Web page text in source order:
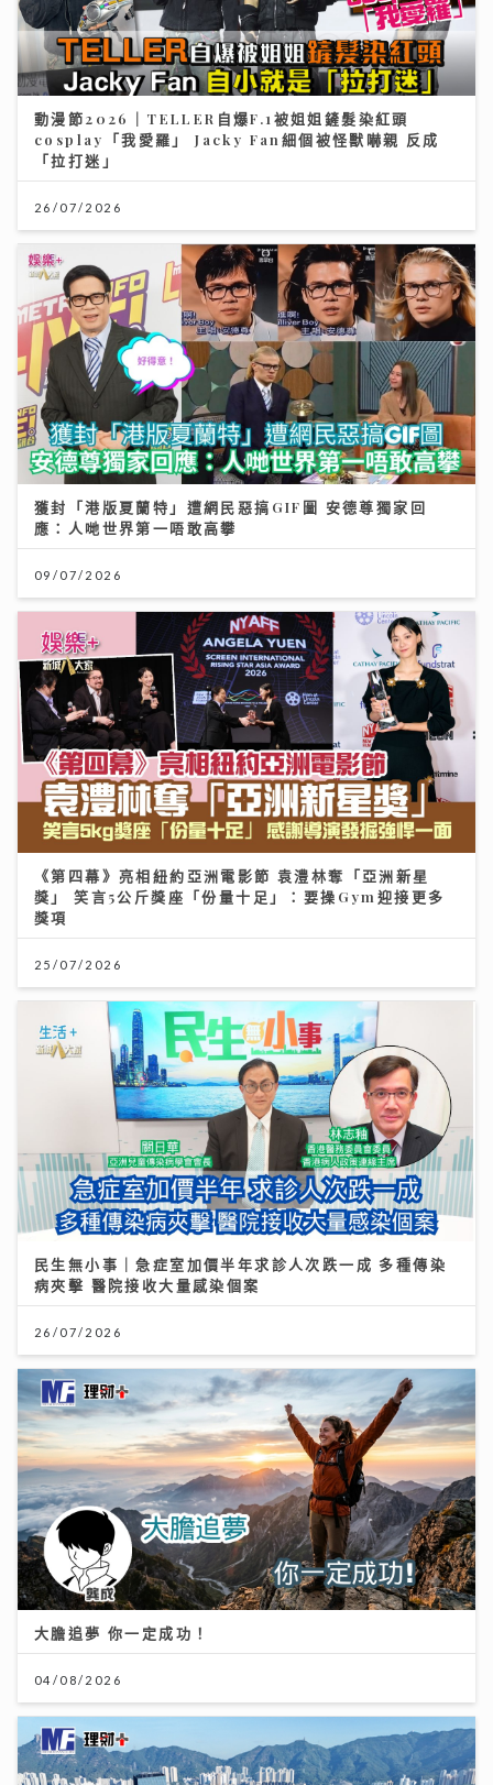
動漫節2026｜TELLER自爆F.1被姐姐鏟髮染紅頭
cosplay「我愛羅」 Jacky Fan細個被怪獸嚇親 反成
「拉打迷」
26/07/2026
獲封「港版夏蘭特」遭網民惡搞GIF圖 安德尊獨家回
應：人哋世界第一唔敢高攀
09/07/2026
《第四幕》亮相紐約亞洲電影節 袁澧林奪「亞洲新星
獎」 笑言5公斤獎座「份量十足」：要操Gym迎接更多
獎項
25/07/2026
民生無小事｜急症室加價半年求診人次跌一成 多種傳染
病夾擊 醫院接收大量感染個案
26/07/2026
大膽追夢 你一定成功！
04/08/2026